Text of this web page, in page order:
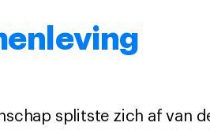
splitste zich af van